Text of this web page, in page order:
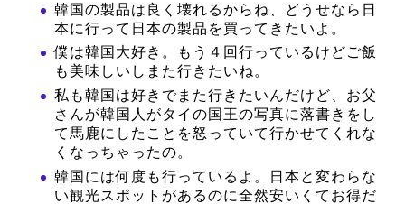
韓国の製品は良く壊れるからね、どうせなら日
本に行って日本の製品を買ってきたいよ。
僕は韓国大好き。もう４回行っているけどご飯
も美味しいしまた行きたいね。
私も韓国は好きでまた行きたいんだけど、お父
さんが韓国人がタイの国王の写真に落書きをし
て馬鹿にしたことを怒っていて行かせてくれな
くなっちゃったの。
韓国には何度も行っているよ。日本と変わらな
い観光スポットがあるのに全然安いくてお得だ